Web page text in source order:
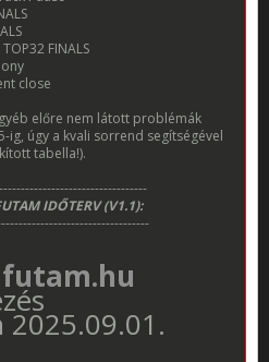
TOP32 FINALS
close
előre nem látott problémák
ig, úgy a kvali sorrend segítségével
tabella!).
IDŐTERV (V1.1):
futam.hu